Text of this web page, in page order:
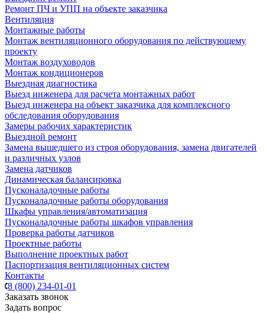
Ремонт ПЧ и УПП на объекте заказчика
Вентиляция
Монтажные работы
Монтаж вентиляционного оборудования по действующему
проекту
Монтаж воздуховодов
Монтаж кондиционеров
Выездная диагностика
Выезд инженера для расчета монтажных работ
Выезд инженера на объект заказчика для комплексного
обследования оборудования
Замеры рабочих характеристик
Выездной ремонт
Замена вышедшего из строя оборудования, замена двигателей
и различных узлов
Замена датчиков
Динамическая балансировка
Пусконаладочные работы
Пусконаладочные работы оборудования
Шкафы управления/автоматизация
Пусконаладочные работы шкафов управления
Проверка работы датчиков
Проектные работы
Выполнение проектных работ
Паспортизация вентиляционных систем
Контакты
8 (800) 234-01-01
Заказать звонок
Задать вопрос